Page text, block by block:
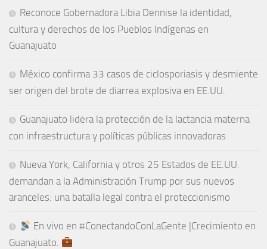
Reconoce Gobernadora Libia Dennise la identidad,
cultura y derechos de los Pueblos Indígenas en
Guanajuato
México confirma 33 casos de ciclosporiasis y desmiente
ser origen del brote de diarrea explosiva en EE.UU.
Guanajuato lidera la protección de la lactancia materna
con infraestructura y políticas públicas innovadoras
Nueva York, California y otros 25 Estados de EE.UU.
demandan a la Administración Trump por sus nuevos
aranceles: una batalla legal contra el proteccionismo
En vivo en #ConectandoConLaGente |Crecimiento en
Guanajuato.